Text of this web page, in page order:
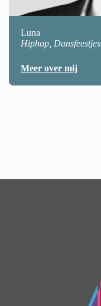
Luna
Hiphop, Dansfeestjes
Meer over mij